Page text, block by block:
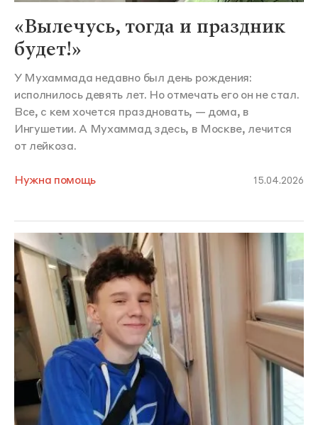
«Вылечусь, тогда и праздник
будет!»
У Мухаммада недавно был день рождения:
исполнилось девять лет. Но отмечать его он не стал.
Все, с кем хочется праздновать, — дома, в
Ингушетии. А Мухаммад здесь, в Москве, лечится
от лейкоза.
Нужна помощь 15.04.2026